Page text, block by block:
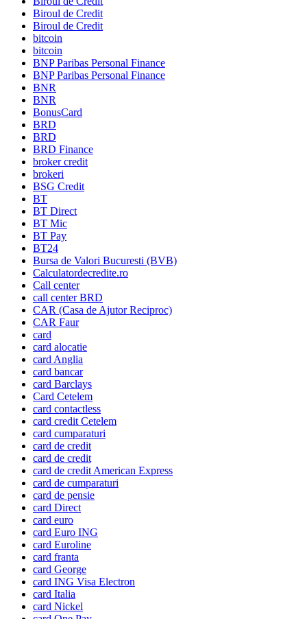
Biroul de Credit
Biroul de Credit
bitcoin
bitcoin
BNP Paribas Personal Finance
BNP Paribas Personal Finance
BNR
BNR
BonusCard
BRD
BRD
BRD Finance
broker credit
brokeri
BSG Credit
BT
BT Direct
BT Mic
BT Pay
BT24
Bursa de Valori Bucuresti (BVB)
Calculatordecredite.ro
Call center
call center BRD
CAR (Casa de Ajutor Reciproc)
CAR Faur
card
card alocatie
card Anglia
card bancar
card Barclays
Card Cetelem
card contactless
card credit Cetelem
card cumparaturi
card de credit
card de credit
card de credit American Express
card de cumparaturi
card de pensie
card Direct
card euro
card Euro ING
card Euroline
card franta
card George
card ING Visa Electron
card Italia
card Nickel